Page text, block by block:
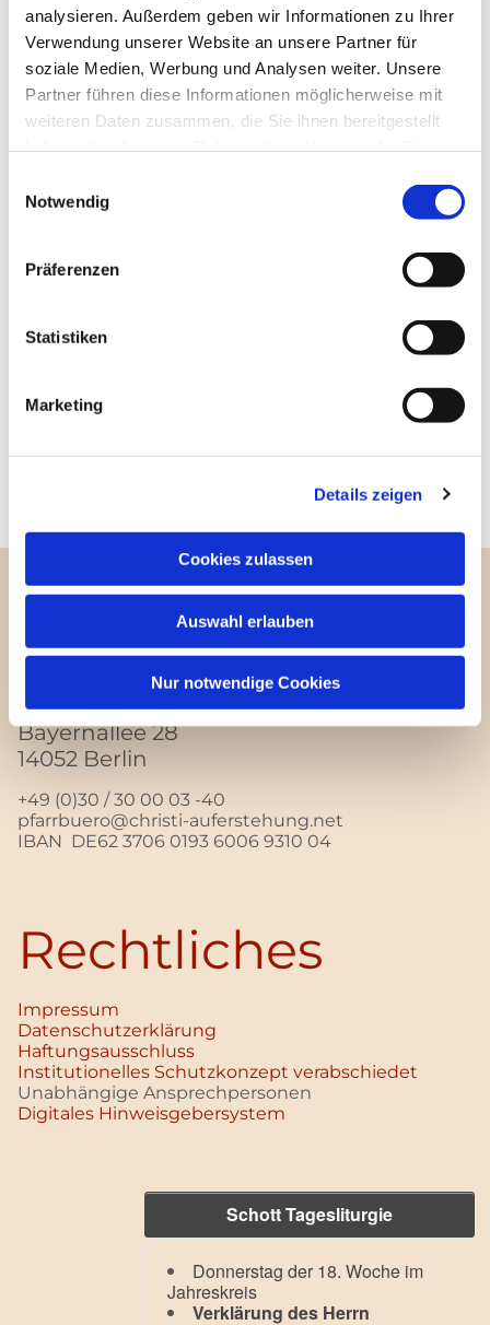
analysieren. Außerdem geben wir Informationen zu Ihrer
Verwendung unserer Website an unsere Partner für
soziale Medien, Werbung und Analysen weiter. Unsere
Partner führen diese Informationen möglicherweise mit
weiteren Daten zusammen, die Sie ihnen bereitgestellt
Notwendig
Präferenzen
Statistiken
Marketing
Details zeigen
Cookies zulassen
Auswahl erlauben
Nur notwendige Cookies
Kontakt
Pfarrei Christi Auferstehung
Bayernallee 28
14052 Berlin
+49 (0)30 / 30 00 03 -40
pfarrbuero@christi-auferstehung.net
IBAN DE62 3706 0193 6006 9310 04
Rechtliches
Impressum
Datenschutz­erklärung
Haftungsausschluss
Institutionelles Schutzkonzept verabschiedet
Unabhängige Ansprechpersonen
Digitales Hinweisgebersystem
Schott Tagesliturgie
Donnerstag der 18. Woche im
Jahreskreis
Verklärung des Herrn